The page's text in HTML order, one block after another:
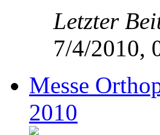
Letzter
7/4/2010,
Messe
2010